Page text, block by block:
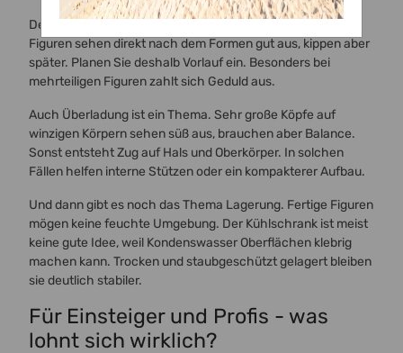
Der zweite Klassiker ist fehlende Trocknungszeit. Viele
Figuren sehen direkt nach dem Formen gut aus, kippen aber
später. Planen Sie deshalb Vorlauf ein. Besonders bei
mehrteiligen Figuren zahlt sich Geduld aus.
Auch Überladung ist ein Thema. Sehr große Köpfe auf
winzigen Körpern sehen süß aus, brauchen aber Balance.
Sonst entsteht Zug auf Hals und Oberkörper. In solchen
Fällen helfen interne Stützen oder ein kompakterer Aufbau.
Und dann gibt es noch das Thema Lagerung. Fertige Figuren
mögen keine feuchte Umgebung. Der Kühlschrank ist meist
keine gute Idee, weil Kondenswasser Oberflächen klebrig
machen kann. Trocken und staubgeschützt gelagert bleiben
sie deutlich stabiler.
Für Einsteiger und Profis - was
lohnt sich wirklich?